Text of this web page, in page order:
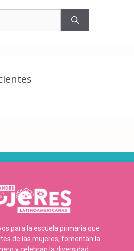
para la escuela primaria que
de las mujeres, fomentan la
y celebran la diversidad.